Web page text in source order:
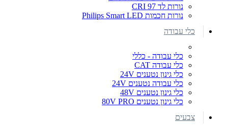
נורות לד CRI 97
נורות חכמות Philips Smart LED
כלי עבודה
כלי עבודה - כללי
כלי עבודה CAT
כלי גינון נטענים 24V
כלי עבודה נטענים 24V
כלי גינון נטענים 48V
כלי גינון נטענים 80V PRO
צבעים